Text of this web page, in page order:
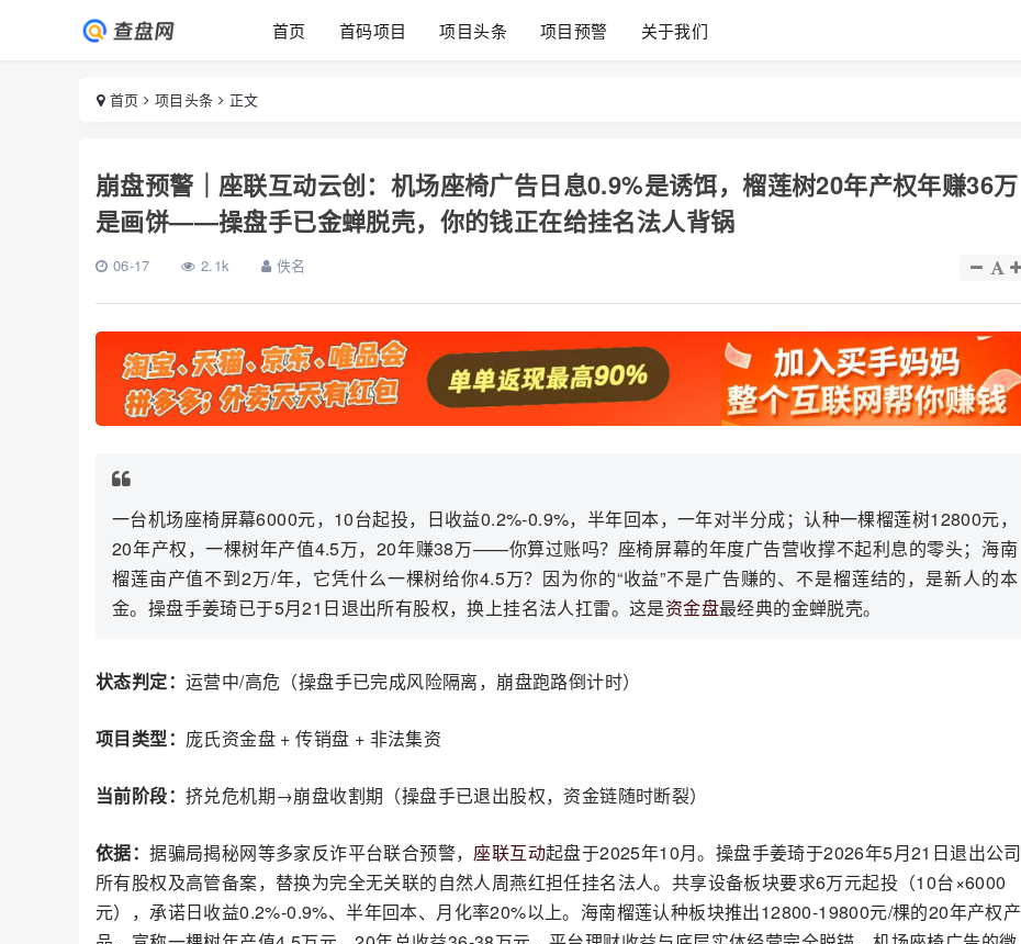
首页 首码项目 项目头条 项目预警 关于我们
首页 项目头条 正文
崩盘预警｜座联互动云创：机场座椅广告日息0.9%是诱饵，榴莲树20年产权年赚36万
是画饼——操盘手已金蝉脱壳，你的钱正在给挂名法人背锅
06-17 2.1k 佚名
一台机场座椅屏幕6000元，10台起投，日收益0.2%-0.9%，半年回本，一年对半分成；认种一棵榴莲树12800元，
20年产权，一棵树年产值4.5万，20年赚38万——你算过账吗？座椅屏幕的年度广告营收撑不起利息的零头；海南
榴莲亩产值不到2万/年，它凭什么一棵树给你4.5万？因为你的“收益”不是广告赚的、不是榴莲结的，是新人的本
金。操盘手姜琦已于5月21日退出所有股权，换上挂名法人扛雷。这是资金盘最经典的金蝉脱壳。
状态判定： 运营中/高危（操盘手已完成风险隔离，崩盘跑路倒计时）
项目类型： 庞氏资金盘 + 传销盘 + 非法集资
当前阶段： 挤兑危机期→崩盘收割期（操盘手已退出股权，资金链随时断裂）
依据：据骗局揭秘网等多家反诈平台联合预警， 座联互动起盘于2025年10月。操盘手姜琦于2026年5月21日退出公司
所有股权及高管备案，替换为完全无关联的自然人周燕红担任挂名法人。共享设备板块要求6万元起投（10台×6000
元），承诺日收益0.2%-0.9%、半年回本、月化率20%以上。海南榴莲认种板块推出12800-19800元/棵的20年产权产